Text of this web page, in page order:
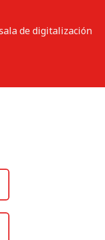
de digitalización